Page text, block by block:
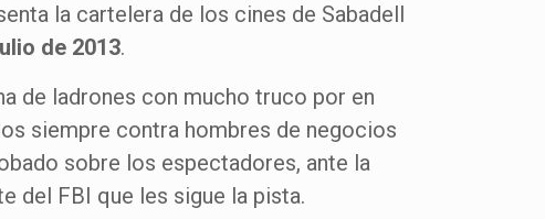
la cartelera de los cines de Sabadell
de 2013.
de ladrones con mucho truco por en
siempre contra hombres de negocios
sobre los espectadores, ante la
del FBI que les sigue la pista.